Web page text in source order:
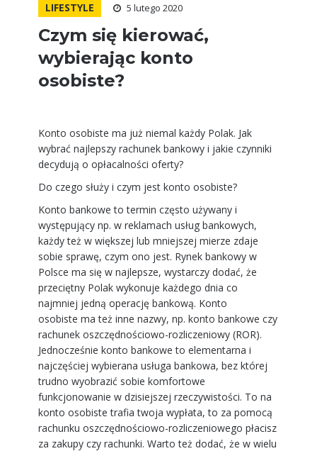
LIFESTYLE 5 lutego 2020
Czym się kierować,
wybierając konto
osobiste?
Konto osobiste ma już niemal każdy Polak. Jak
wybrać najlepszy rachunek bankowy i jakie czynniki
decydują o opłacalności oferty?
Do czego służy i czym jest konto osobiste?
Konto bankowe to termin często używany i
występujący np. w reklamach usług bankowych,
każdy też w większej lub mniejszej mierze zdaje
sobie sprawę, czym ono jest. Rynek bankowy w
Polsce ma się w najlepsze, wystarczy dodać, że
przeciętny Polak wykonuje każdego dnia co
najmniej jedną operację bankową. Konto
osobiste ma też inne nazwy, np. konto bankowe czy
rachunek oszczędnościowo-rozliczeniowy (ROR).
Jednocześnie konto bankowe to elementarna i
najczęściej wybierana usługa bankowa, bez której
trudno wyobrazić sobie komfortowe
funkcjonowanie w dzisiejszej rzeczywistości. To na
konto osobiste trafia twoja wypłata, to za pomocą
rachunku oszczędnościowo-rozliczeniowego płacisz
za zakupy czy rachunki. Warto też dodać, że w wielu